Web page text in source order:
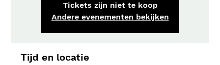
Tickets zijn niet te koop
Andere evenementen bekijken
Tijd en locatie